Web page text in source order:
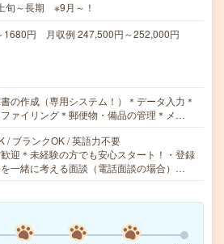
旬～長期 ※9月～！
1680円 月収例 247,500円～252,000円
の作成（専用システム！）＊データ入力＊
ァイリング＊郵便物・備品の管理＊メ…
/ ブランクOK / 英語力不要
迎＊未経験の方でも安心スタート！・登録
一緒に考える面談（電話面談の場合）…